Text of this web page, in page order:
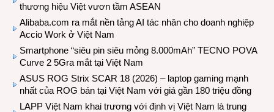
thương hiệu Việt vươn tầm ASEAN
Alibaba.com ra mắt nền tảng AI tác nhân cho doanh nghiệp
Accio Work ở Việt Nam
Smartphone “siêu pin siêu mỏng 8.000mAh” TECNO POVA
Curve 2 5Gra mắt tại Việt Nam
ASUS ROG Strix SCAR 18 (2026) – laptop gaming mạnh
nhất của ROG bán tại Việt Nam với giá gần 180 triệu đồng
LAPP Việt Nam khai trương với định vị Việt Nam là trung